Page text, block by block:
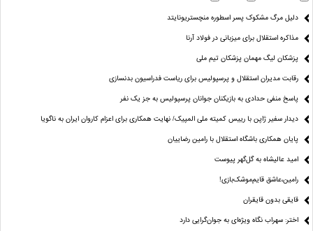
دلیل مرگ مشکوک پسر اسطوره منچستریونایتد
مذاکره استقلال برای میزبانی در فولاد آرنا
پزشکان لیگ مهمان پزشکان تیم ملی
رقابت مدیران استقلال و پرسپولیس برای ریاست فدراسیون بدنسازی
پاسخ منفی حدادی به بازیکنان جوانان پرسپولیس به جز یک نفر
دیدار سفیر ژاپن با رییس کمیته ملی المپیک/ نهایت همکاری برای اعزام کاروان ایران به ناگویا
پایان همکاری باشگاه استقلال با رامین رضاییان
امید عالیشاه به گل‌گهر پیوست
رامین،عاشق قایم‌موشک‌بازی!
قایقی بدون قایقران
اختر: سهراب نگاه ویژه‌ای به جوان‌گرایی دارد